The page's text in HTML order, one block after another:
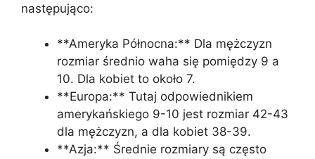
następująco:
**Ameryka Północna:** Dla mężczyzn
rozmiar średnio waha się pomiędzy 9 a
10. Dla kobiet to około 7.
**Europa:** Tutaj odpowiednikiem
amerykańskiego 9-10 jest rozmiar 42-43
dla mężczyzn, a dla kobiet 38-39.
**Azja:** Średnie rozmiary są często